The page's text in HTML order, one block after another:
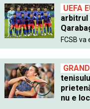
UEFA
arbitrul
FCSB
nu e